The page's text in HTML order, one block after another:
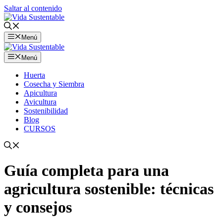
Saltar al contenido
Menú
Menú
Huerta
Cosecha y Siembra
Apicultura
Avicultura
Sostenibilidad
Blog
CURSOS
Guía completa para una
agricultura sostenible: técnicas
y consejos